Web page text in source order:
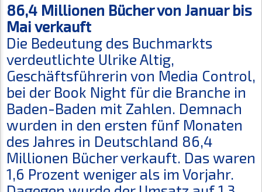
86,4 Millionen Bücher von Januar bis
Mai verkauft
Die Bedeutung des Buchmarkts
verdeutlichte Ulrike Altig,
Geschäftsführerin von Media Control,
bei der Book Night für die Branche in
Baden-Baden mit Zahlen. Demnach
wurden in den ersten fünf Monaten
des Jahres in Deutschland 86,4
Millionen Bücher verkauft. Das waren
1,6 Prozent weniger als im Vorjahr.